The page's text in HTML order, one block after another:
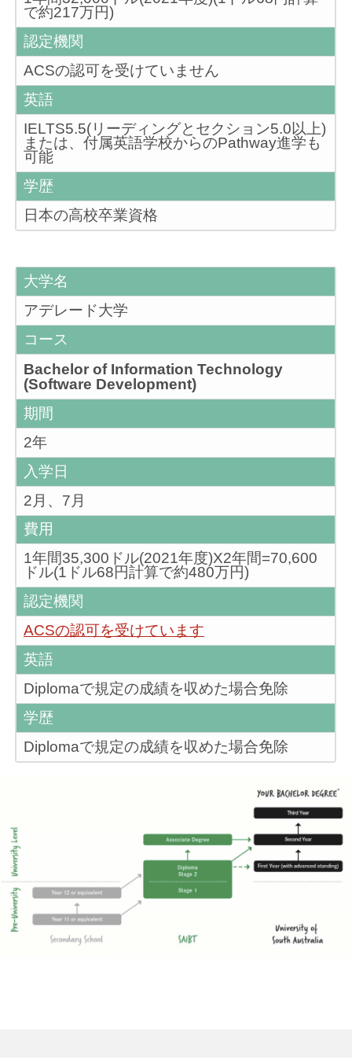
で約217万円)
認定機関
ACSの認可を受けていません
英語
IELTS5.5(リーディングとセクション5.0以上)
または、付属英語学校からのPathway進学も
可能
学歴
日本の高校卒業資格
大学名
アデレード大学
コース
Bachelor of Information Technology
(Software Development)
期間
2年
入学日
2月、7月
費用
1年間35,300ドル(2021年度)X2年間=70,600
ドル(1ドル68円計算で約480万円)
認定機関
ACSの認可を受けています
英語
Diplomaで規定の成績を収めた場合免除
学歴
Diplomaで規定の成績を収めた場合免除